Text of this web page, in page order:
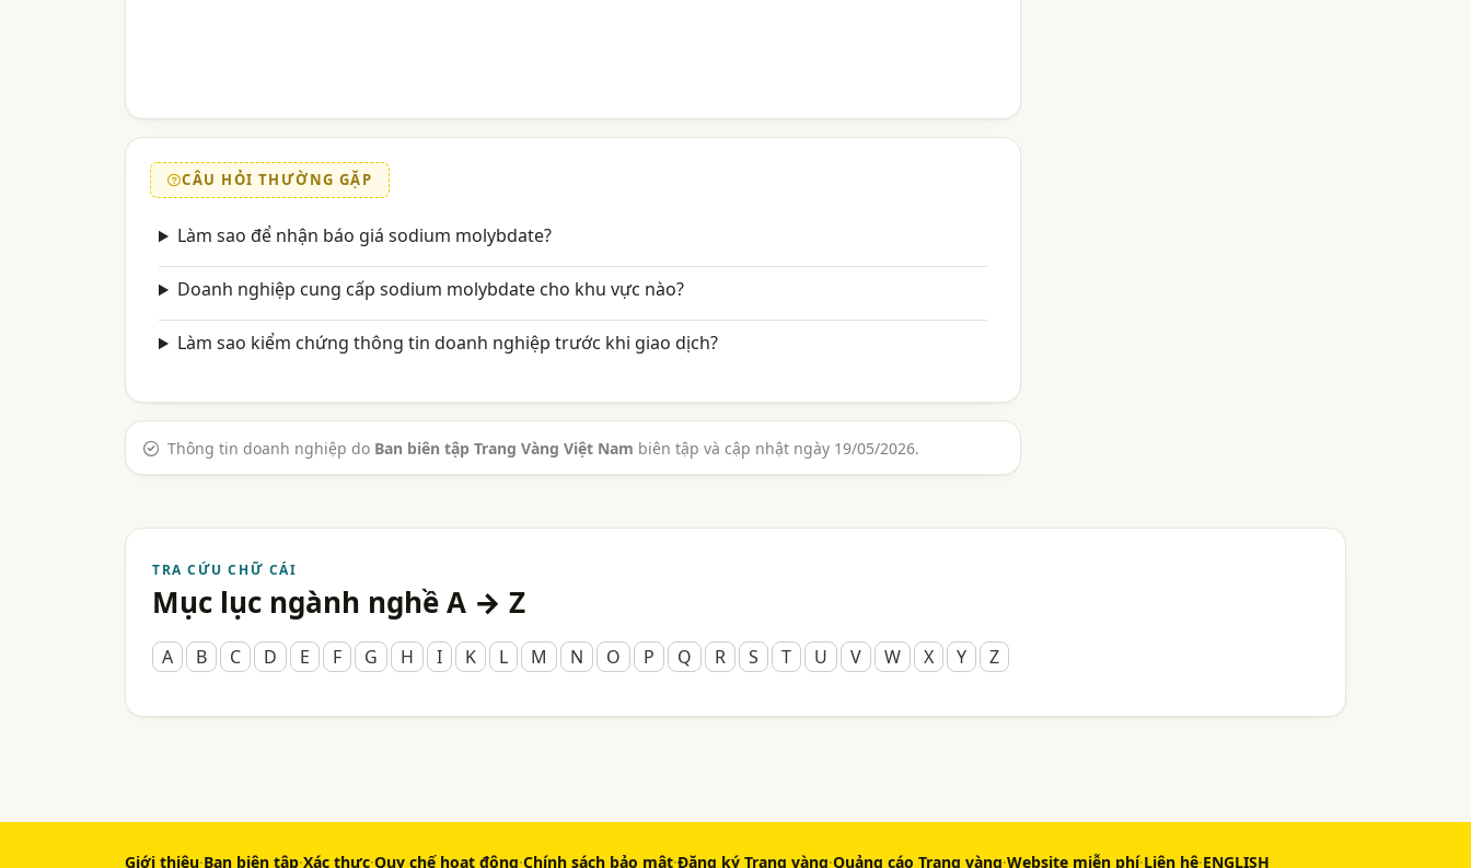
CÂU HỎI THƯỜNG GẶP
Làm sao để nhận báo giá sodium molybdate?
Doanh nghiệp cung cấp sodium molybdate cho khu vực nào?
Làm sao kiểm chứng thông tin doanh nghiệp trước khi giao dịch?
Thông tin doanh nghiệp do Ban biên tập Trang Vàng Việt Nam biên tập và cập nhật ngày 19/05/2026.
TRA CỨU CHỮ CÁI
Mục lục ngành nghề A → Z
A B C D E F G H I K L M N O P Q R S T U V W X Y Z
Giới thiệu·Ban biên tập·Xác thực·Quy chế hoạt động·Chính sách bảo mật·Đăng ký Trang vàng·Quảng cáo Trang vàng·Website miễn phí·Liên hệ·ENGLISH